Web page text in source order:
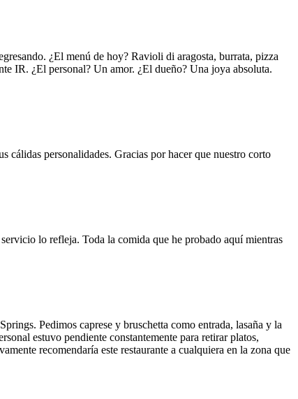
¿El menú de hoy? Ravioli di aragosta, burrata, pizza
IR. ¿El personal? Un amor. ¿El dueño? Una joya absoluta.
cálidas personalidades. Gracias por hacer que nuestro corto
lo refleja. Toda la comida que he probado aquí mientras
Pedimos caprese y bruschetta como entrada, lasaña y la
estuvo pendiente constantemente para retirar platos,
recomendaría este restaurante a cualquiera en la zona que